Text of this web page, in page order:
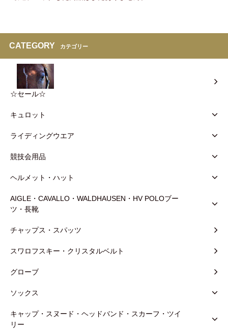
CATEGORY カテゴリー
☆セール☆
キュロット
ライディングウエア
競技会用品
ヘルメット・ハット
AIGLE・CAVALLO・WALDHAUSEN・HV POLOブー
ツ・長靴
チャップス・スパッツ
スワロフスキー・クリスタルベルト
グローブ
ソックス
キャップ・スヌード・ヘッドバンド・スカーフ・ツイ
リー